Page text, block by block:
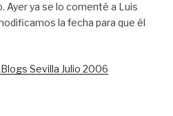
Ayer ya se lo comenté a Luis
la fecha para que él
Sevilla Julio 2006